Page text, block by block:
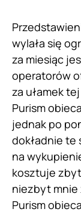
wylała się
za miesiąc
operatorów
za ułamek
Purism
jednak po
dokładnie te
na
kosztuje
niezbyt mnie
Purism